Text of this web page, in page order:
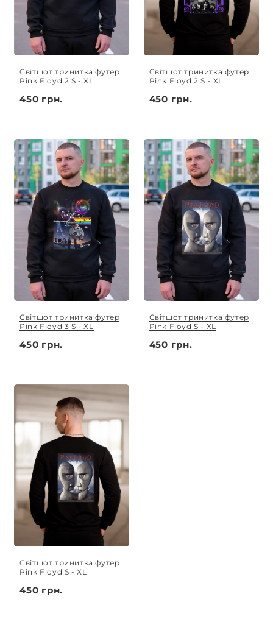
Світшот тринитка футер
Pink Floyd 2 S - XL
450 грн.
Світшот тринитка футер
Pink Floyd 2 S - XL
450 грн.
Світшот тринитка футер
Pink Floyd 3 S - XL
450 грн.
Світшот тринитка футер
Pink Floyd S - XL
450 грн.
Світшот тринитка футер
Pink Floyd S - XL
450 грн.